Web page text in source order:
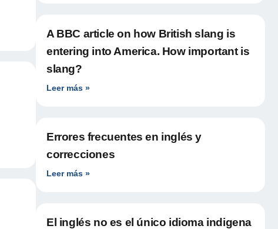
A BBC article on how British slang is
entering into America. How important is
slang?
Leer más »
Errores frecuentes en inglés y
correcciones
Leer más »
El inglés no es el único idioma indigena